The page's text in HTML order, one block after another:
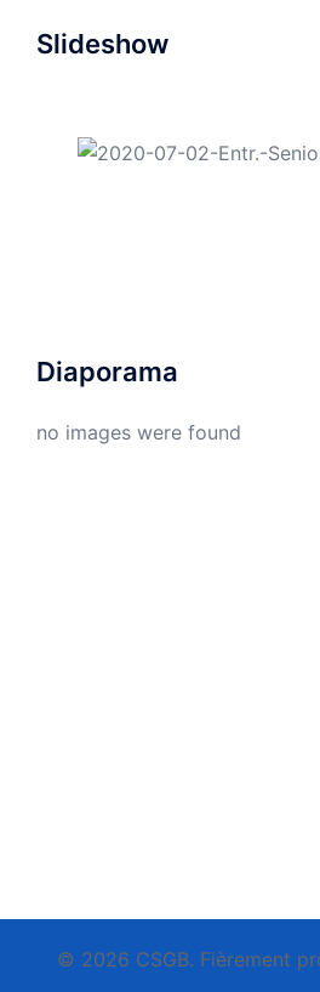
Slideshow
Diaporama
no images were found
© 2026 CSGB. Fièrement